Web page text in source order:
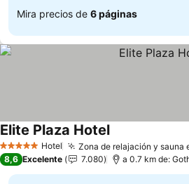
Mira precios de 6 páginas
5 Estrellas Hotel Zona de relajación y sauna
Elite Plaza HotelVer precios
8,6 Excelente 7.080 a 0.7 km de: